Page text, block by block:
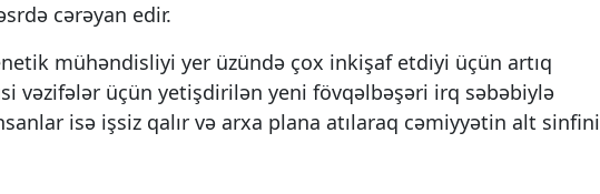
cərəyan edir.
mühəndisliyi yer üzündə çox inkişaf etdiyi üçün artıq
vəzifələr üçün yetişdirilən yeni fövqəlbəşəri irq səbəbiylə
isə işsiz qalır və arxa plana atılaraq cəmiyyətin alt sinfini